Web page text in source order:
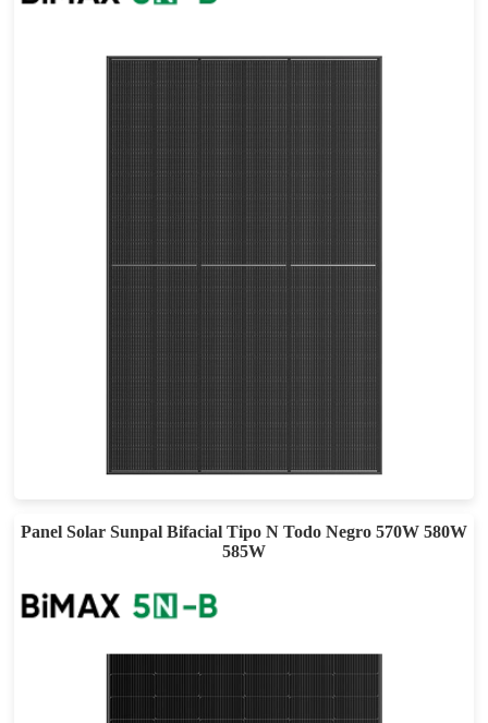
410-440W
Eficacia máxima: 22,53%
Garantía de potencia de 30 años
Panel Solar Sunpal Bifacial Tipo N Todo Negro 570W 580W
585W